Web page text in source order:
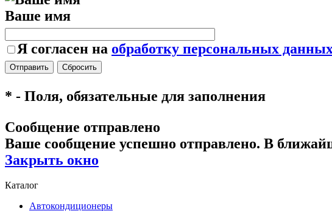
Ваше имя
Я согласен на обработку персональных
* - Поля, обязательные для заполнения
Сообщение отправлено
Ваше сообщение успешно отправлено. В
Закрыть окно
Каталог
Автокондиционеры